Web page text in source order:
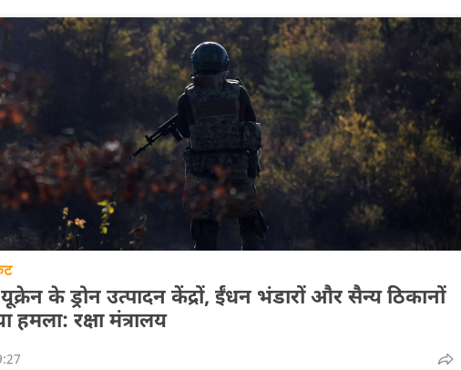
के ड्रोन उत्पादन केंद्रों, ईंधन भंडारों और सैन्य ठिकानों
हमला: रक्षा मंत्रालय